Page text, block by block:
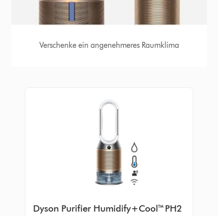
Verschenke ein angenehmeres Raumklima
Dyson Purifier Humidify+Cool™ PH2